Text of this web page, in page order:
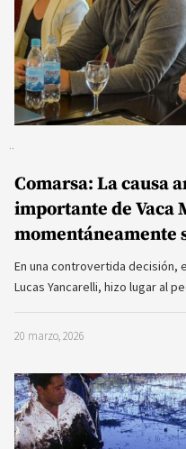
Comarsa: La causa
importante de Vaca
momentáneamente
En una controvertida decisión,
Lucas Yancarelli, hizo lugar al
20 marzo, 2026